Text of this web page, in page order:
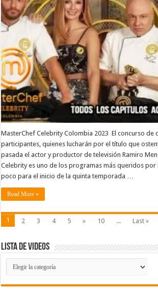
MasterChef Celebrity Colombia 2023 El concurso de
participantes, quienes lucharán por el título que
pasada el actor y productor de televisión Ramiro
Celebrity es uno de los programas más queridos
poco para el inicio de la quinta temporada …
Read More »
1 2 3 4 5 » 10 ... Last »
Lista de Videos
Lista
de
Videos